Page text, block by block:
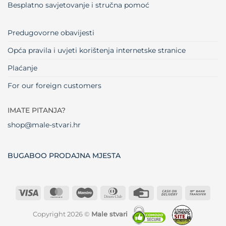
Besplatno savjetovanje i stručna pomoć
Predugovorne obavijesti
Opća pravila i uvjeti korištenja internetske stranice
Plaćanje
For our foreign customers
IMATE PITANJA?
shop@male-stvari.hr
BUGABOO PRODAJNA MJESTA
Visa MasterCardMaestro
Dinners
Credit
Cash
Delivery
Copyright 2026 © Male stvari